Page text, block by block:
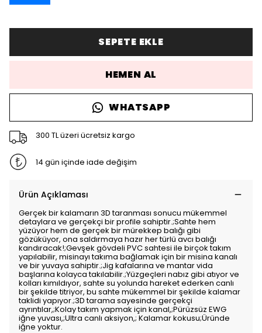
SEPETE EKLE
HEMEN AL
WHATSAPP
300 TL üzeri ücretsiz kargo
14 gün içinde iade değişim
Ürün Açıklaması
Gerçek bir kalamarın 3D taranması sonucu mükemmel
detaylara ve gerçekçi bir profile sahiptir.;Sahte hem
yüzüyor hem de gerçek bir mürekkep balığı gibi
gözüküyor, ona saldırmaya hazır her türlü avcı balığı
kandıracak!;Gevşek gövdeli PVC sahtesi ile birçok takım
yapılabilir, misinayı takıma bağlamak için bir misina kanalı
ve bir yuvaya sahiptir.;Jig kafalarına ve mantar vida
başlarına kolayca takılabilir.;Yüzgeçleri nabız gibi atıyor ve
kolları kımıldıyor, sahte su yolunda hareket ederken canlı
bir şekilde titriyor, bu sahte mükemmel bir şekilde kalamar
taklidi yapıyor.;3D tarama sayesinde gerçekçi
ayrıntılar,;Kolay takım yapmak için kanal,;Pürüzsüz EWG
iğne yuvası,;Ultra canlı aksiyon,; Kalamar kokusu;Üründe
iğne yoktur.